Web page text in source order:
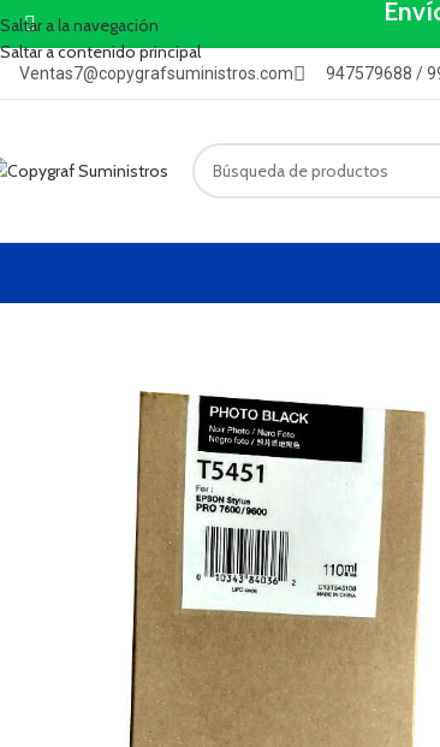
Saltar a la navegación
Saltar a contenido principal
Ventas7@copygrafsuministros.com 947579688 /